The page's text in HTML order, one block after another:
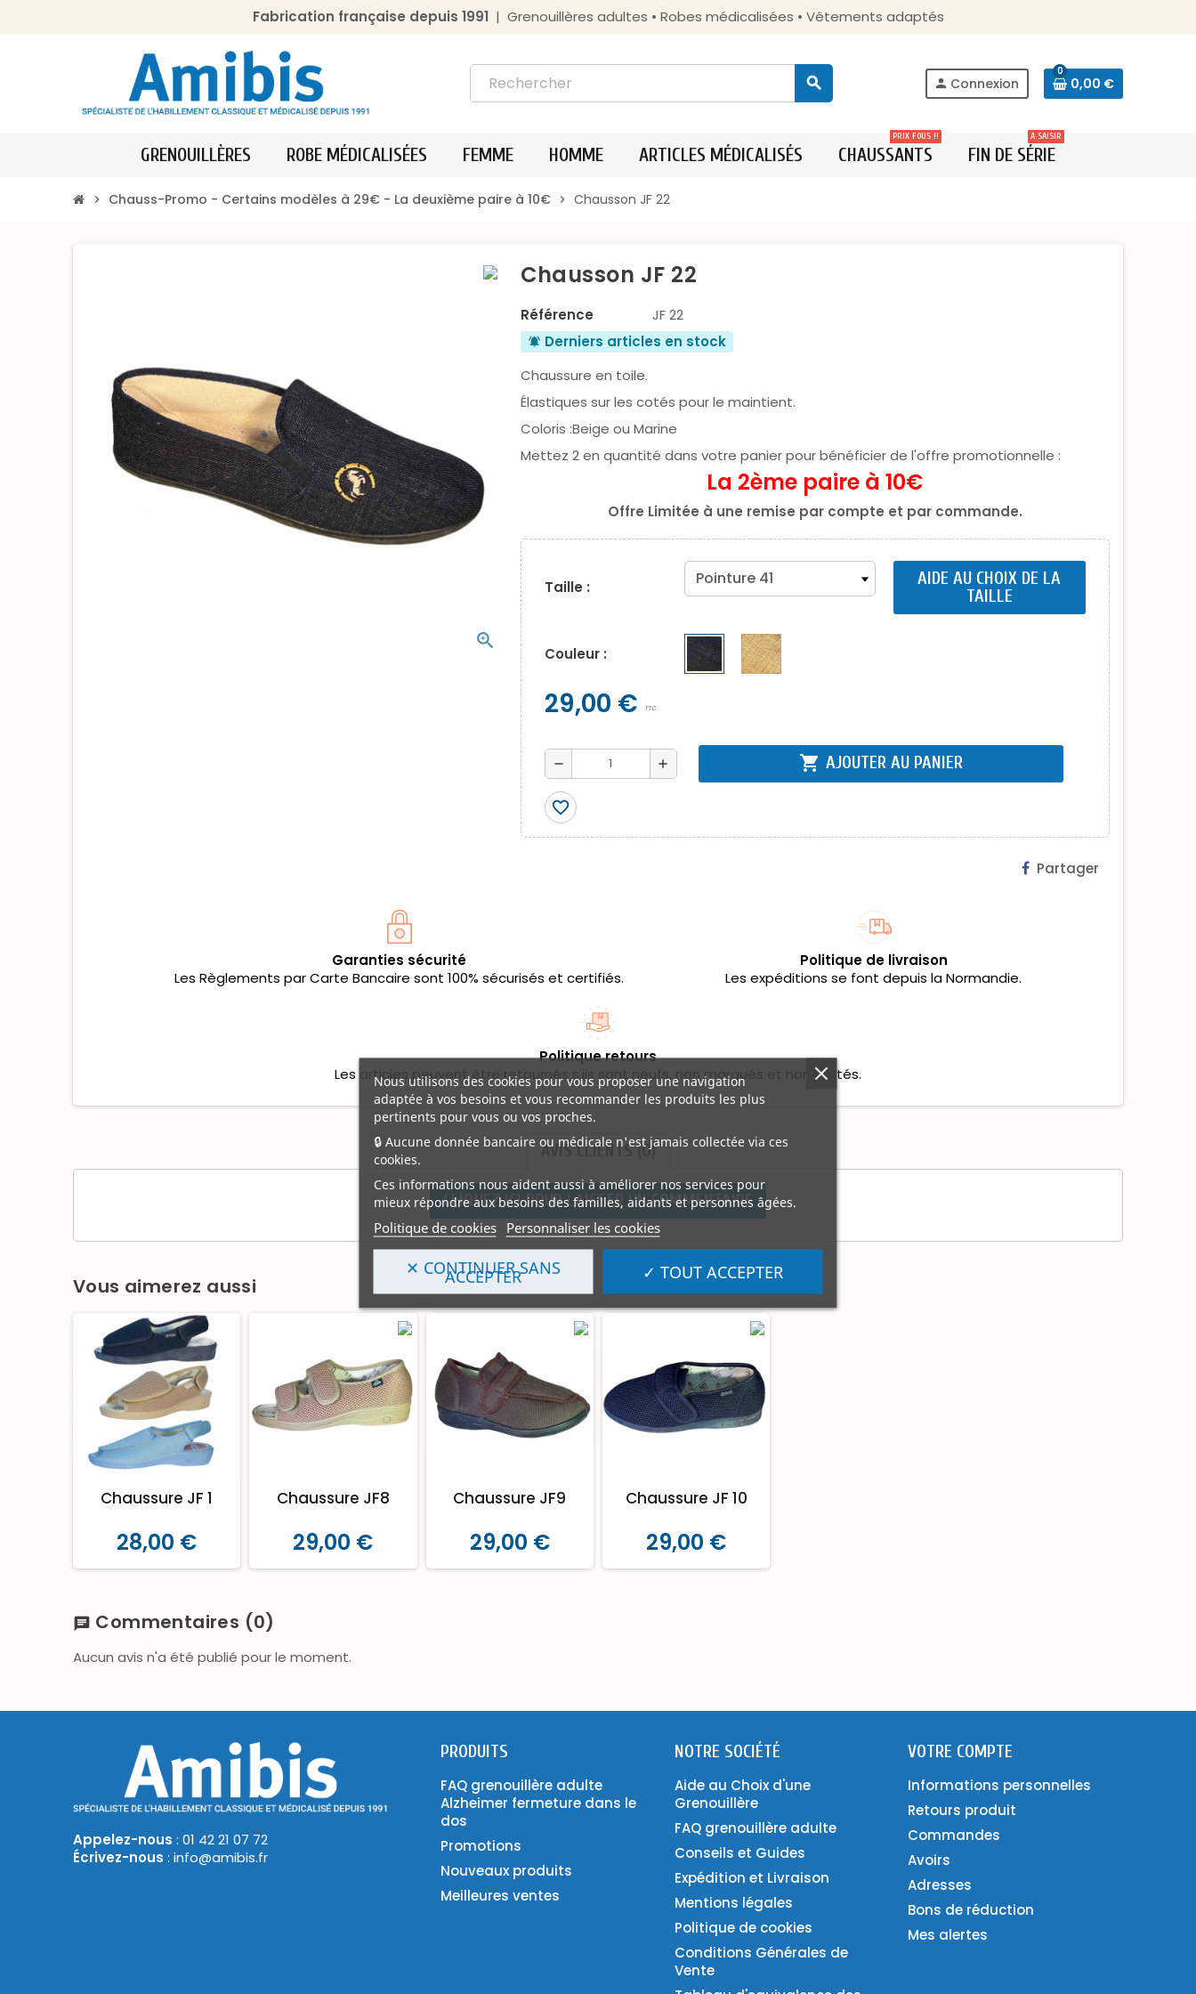
Fabrication française depuis 1991 | Grenouillères adultes • Robes médicalisées • Vêtements adaptés
search person Connexion
0
0,00 €
GRENOUILLÈRES ROBE MÉDICALISÉES FEMME HOMME ARTICLES MÉDICALISÉS CHAUSSANTS
PRIX FOUS !!
FIN DE SÉRIE
A SAISIR
chevron_right Chauss-Promo - Certains modèles à 29€ - La deuxième paire à 10€ chevron_right Chausson JF 22
zoom_in
Chausson JF 22
Référence JF 22
notifications_active Derniers articles en stock
Chaussure en toile.
Élastiques sur les cotés pour le maintient.
Coloris :Beige ou Marine
Mettez 2 en quantité dans votre panier pour bénéficier de l'offre promotionnelle :
La 2ème paire à 10€
Offre Limitée à une remise par compte et par commande.
Taille :
AIDE AU CHOIX DE LA
TAILLE
Couleur :
29,00 € TTC
remove add shopping_cart AJOUTER AU PANIER
favorite_border
Partager
Garanties sécurité
Les Règlements par Carte Bancaire sont 100% sécurisés et certifiés.
Politique de livraison
Les expéditions se font depuis la Normandie.
Politique retours
Les articles peuvent être retournés s'ils sont neufs, non marqués et non portés.
AVIS CLIENTS (0)
CLIQUEZ ICI POUR LAISSER UN COMMENTAIRE
Vous aimerez aussi
Chaussure JF 1
28,00 €
Chaussure JF8
29,00 €
Chaussure JF9
29,00 €
Chaussure JF 10
29,00 €
chat Commentaires (0)
Aucun avis n'a été publié pour le moment.
Appelez-nous : 01 42 21 07 72
Écrivez-nous : info@amibis.fr
PRODUITS
FAQ grenouillère adulte
Alzheimer fermeture dans le
dos
Promotions
Nouveaux produits
Meilleures ventes
NOTRE SOCIÉTÉ
Aide au Choix d'une
Grenouillère
FAQ grenouillère adulte
Conseils et Guides
Expédition et Livraison
Mentions légales
Politique de cookies
Conditions Générales de
Vente
VOTRE COMPTE
Informations personnelles
Retours produit
Commandes
Avoirs
Adresses
Bons de réduction
Mes alertes
Nous utilisons des cookies pour vous proposer une navigation
adaptée à vos besoins et vous recommander les produits les plus
pertinents pour vous ou vos proches.
🔒 Aucune donnée bancaire ou médicale n'est jamais collectée via ces
cookies.
Ces informations nous aident aussi à améliorer nos services pour
mieux répondre aux besoins des familles, aidants et personnes âgées.
Politique de cookies Personnaliser les cookies
✕ CONTINUER SANS
ACCEPTER ✓ TOUT ACCEPTER